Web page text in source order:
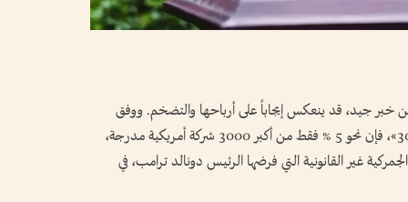
خبر جيد، قد ينعكس إيجاباً على أرباحها والتضخم. ووفق
تحليل أجرته «بلومبرغ» لشركات مؤشر «راسل 3000»، فإن نحو 5 % فقط من أكبر 3000 شركة أمريكية مدرجة،
غير القانونية التي فرضها الرئيس دونالد ترامب، في